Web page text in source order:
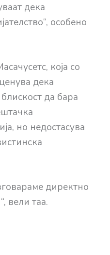
дека
особено
која со
дека
да бара
но недостасува
директно
вели таа.